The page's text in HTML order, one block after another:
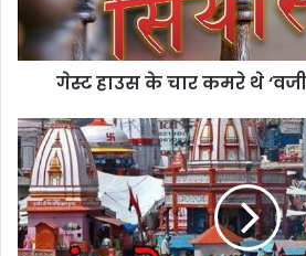
‘वजीर’
का
आशियाना
गेस्ट हाउस के चार कमरे थे
ट्रस्ट
की
बिल्डिंग
में
है
कुंभ